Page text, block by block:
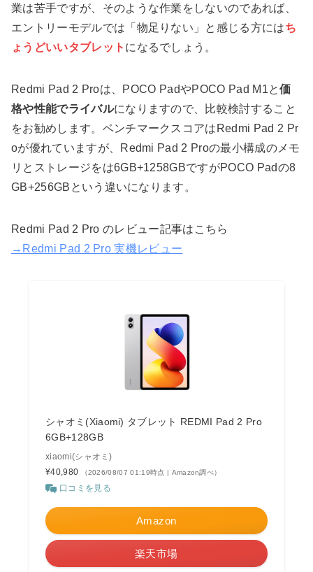
業は苦手ですが、そのような作業をしないのであれば、
エントリーモデルでは「物足りない」と感じる方にはち
ょうどいいタブレット になるでしょう。
Redmi Pad 2 Proは、POCO PadやPOCO Pad M1と価
格や性能でライバルになりますので、比較検討すること
をお勧めします。ベンチマークスコアはRedmi Pad 2 Pr
oが優れていますが、Redmi Pad 2 Proの最小構成のメモ
リとストレージをは6GB+1258GBですがPOCO Padの8
GB+256GBという違いになります。
Redmi Pad 2 Pro のレビュー記事はこちら
→Redmi Pad 2 Pro 実機レビュー
シャオミ(Xiaomi) タブレット REDMI Pad 2 Pro
6GB+128GB
xiaomi(シャオミ)
¥40,980
（2026/08/07 01:19時点 | Amazon調べ）
口コミを見る
Amazon
楽天市場